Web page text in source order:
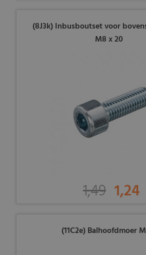
(8J3k) Inbusboutset voor
M8 x 20
1,49 1,24
(11C2e) Balhoofdmoer